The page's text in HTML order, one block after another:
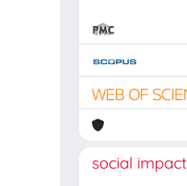
social impact